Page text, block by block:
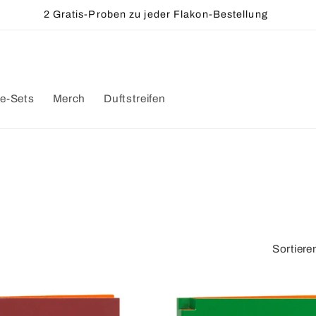
Kostenloser Versand innerhalb Deutschlands ab 50€
Sets Merch Duftstreifen